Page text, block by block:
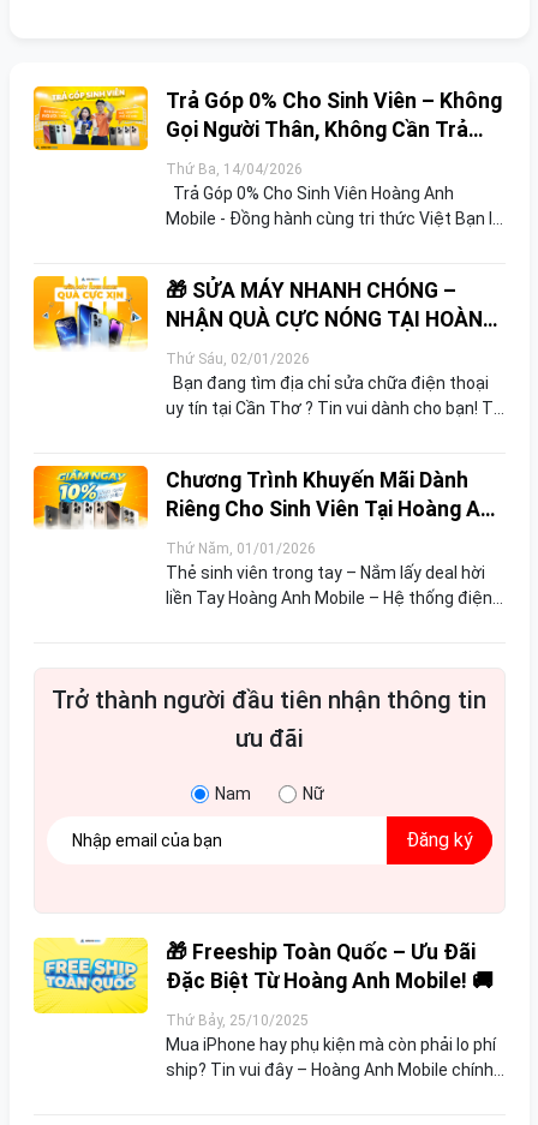
Trả Góp 0% Cho Sinh Viên – Không
Gọi Người Thân, Không Cần Trả
Trước
Thứ Ba, 14/04/2026
Trả Góp 0% Cho Sinh Viên Hoàng Anh
Mobile - Đồng hành cùng tri thức Việt Bạn là
🎁 SỬA MÁY NHANH CHÓNG –
NHẬN QUÀ CỰC NÓNG TẠI HOÀNG
ANH MOBILE
Thứ Sáu, 02/01/2026
Bạn đang tìm địa chỉ sửa chữa điện thoại
uy tín tại Cần Thơ ? Tin vui dành cho bạn! Từ
đ...
Chương Trình Khuyến Mãi Dành
Riêng Cho Sinh Viên Tại Hoàng Anh
Mobile
Thứ Năm, 01/01/2026
Thẻ sinh viên trong tay – Nắm lấy deal hời
liền Tay Hoàng Anh Mobile – Hệ thống điện
Trở thành người đầu tiên nhận thông tin
ưu đãi
Nam Nữ
Đăng ký
🎁 Freeship Toàn Quốc – Ưu Đãi
Đặc Biệt Từ Hoàng Anh Mobile! 🚚
Thứ Bảy, 25/10/2025
Mua iPhone hay phụ kiện mà còn phải lo phí
ship? Tin vui đây – Hoàng Anh Mobile chính